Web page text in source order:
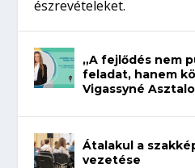
észrevételeket.
„A fejlődés nem
feladat, hanem
Vigassyné
Átalakul a
vezetése